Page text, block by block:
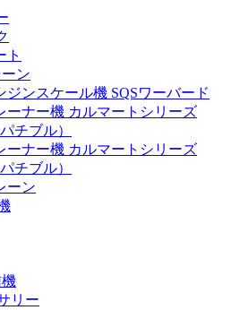
ト
ン
ジンスケール機 SQSワーバード
ーナー機 カルマートシリーズ
チブル）
ーナー機 カルマートシリーズ
チブル）
ーン
機
リー